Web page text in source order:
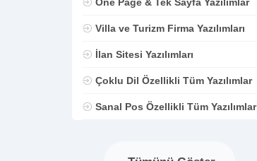
Villa ve Turizm Firma Yazılımları
İlan Sitesi Yazılımları
Çoklu Dil Özellikli Tüm Yazılımlar
Sanal Pos Özellikli Tüm Yazılımlar